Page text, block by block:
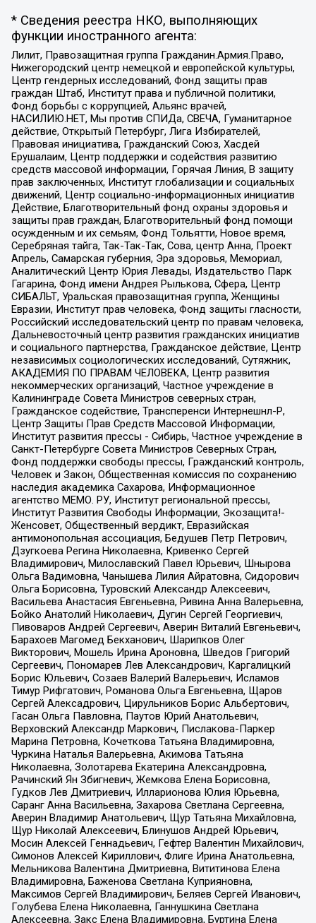
* Сведения реестра НКО, выполняющих
функции иностранного агента:
Лилит, Правозащитная группа Гражданин.Армия.Право,
Нижегородский центр немецкой и европейской культуры,
Центр гендерных исследований, Фонд защиты прав
граждан Штаб, Институт права и публичной политики,
Фонд борьбы с коррупцией, Альянс врачей,
НАСИЛИЮ.НЕТ, Мы против СПИДа, СВЕЧА, Гуманитарное
действие, Открытый Петербург, Лига Избирателей,
Правовая инициатива, Гражданский Союз, Хасдей
Ерушалаим, Центр поддержки и содействия развитию
средств массовой информации, Горячая Линия, В защиту
прав заключенных, Институт глобализации и социальных
движений, Центр социально-информационных инициатив
Действие, Благотворительный фонд охраны здоровья и
защиты прав граждан, Благотворительный фонд помощи
осужденным и их семьям, Фонд Тольятти, Новое время,
Серебряная тайга, Так-Так-Так, Сова, центр Анна, Проект
Апрель, Самарская губерния, Эра здоровья, Мемориал,
Аналитический Центр Юрия Левады, Издательство Парк
Гагарина, Фонд имени Андрея Рылькова, Сфера, Центр
СИБАЛЬТ, Уральская правозащитная группа, Женщины
Евразии, Институт прав человека, Фонд защиты гласности,
Российский исследовательский центр по правам человека,
Дальневосточный центр развития гражданских инициатив
и социального партнерства, Гражданское действие, Центр
независимых социологических исследований, Сутяжник,
АКАДЕМИЯ ПО ПРАВАМ ЧЕЛОВЕКА, Центр развития
некоммерческих организаций, Частное учреждение в
Калининграде Совета Министров северных стран,
Гражданское содействие, Трансперенси Интернешнл-Р,
Центр Защиты Прав Средств Массовой Информации,
Институт развития прессы - Сибирь, Частное учреждение в
Санкт-Петербурге Совета Министров Северных Стран,
Фонд поддержки свободы прессы, Гражданский контроль,
Человек и Закон, Общественная комиссия по сохранению
наследия академика Сахарова, Информационное
агентство МЕМО. РУ, Институт региональной прессы,
Институт Развития Свободы Информации, Экозащита!-
Женсовет, Общественный вердикт, Евразийская
антимонопольная ассоциация, Бедушев Петр Петрович,
Дзугкоева Регина Николаевна, Кривенко Сергей
Владимирович, Милославский Павел Юрьевич, Шнырова
Ольга Вадимовна, Чанышева Лилия Айратовна, Сидорович
Ольга Борисовна, Туровский Александр Алексеевич,
Васильева Анастасия Евгеньевна, Ривина Анна Валерьевна,
Бойко Анатолий Николаевич, Дугин Сергей Георгиевич,
Пивоваров Андрей Сергеевич, Аверин Виталий Евгеньевич,
Барахоев Магомед Бекханович, Шарипков Олег
Викторович, Мошель Ирина Ароновна, Шведов Григорий
Сергеевич, Пономарев Лев Александрович, Каргалицкий
Борис Юльевич, Созаев Валерий Валерьевич, Исламов
Тимур Рифгатович, Романова Ольга Евгеньевна, Щаров
Сергей Алексадрович, Цирульников Борис Альбертович,
Гасан Ольга Павловна, Паутов Юрий Анатольевич,
Верховский Александр Маркович, Пислакова-Паркер
Марина Петровна, Кочеткова Татьяна Владимировна,
Чуркина Наталья Валерьевна, Акимова Татьяна
Николаевна, Золотарева Екатерина Александровна,
Рачинский Ян Збигневич, Жемкова Елена Борисовна,
Гудков Лев Дмитриевич, Илларионова Юлия Юрьевна,
Саранг Анна Васильевна, Захарова Светлана Сергеевна,
Аверин Владимир Анатольевич, Щур Татьяна Михайловна,
Щур Николай Алексеевич, Блинушов Андрей Юрьевич,
Мосин Алексей Геннадьевич, Гефтер Валентин Михайлович,
Симонов Алексей Кириллович, Флиге Ирина Анатольевна,
Мельникова Валентина Дмитриевна, Вититинова Елена
Владимировна, Баженова Светлана Куприяновна,
Максимов Сергей Владимирович, Беляев Сергей Иванович,
Голубева Елена Николаевна, Ганнушкина Светлана
Алексеевна, Закс Елена Владимировна, Буртина Елена